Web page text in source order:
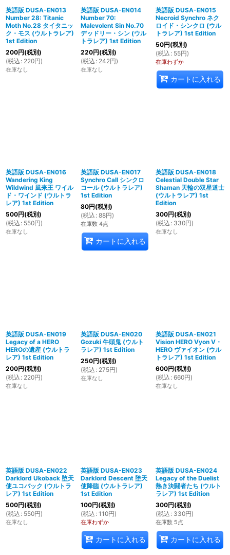
英語版 DUSA-EN013
Number 28: Titanic
Moth No.28 タイタニッ
ク・モス (ウルトラレア)
1st Edition
200円(税別)
(税込 : 220円)
在庫なし
英語版 DUSA-EN014
Number 70:
Malevolent Sin No.70
デッドリー・シン (ウル
トラレア) 1st Edition
220円(税別)
(税込 : 242円)
在庫なし
英語版 DUSA-EN015
Necroid Synchro ネク
ロイド・シンクロ (ウル
トラレア) 1st Edition
50円(税別)
(税込 : 55円)
在庫わずか
カートに入れる
英語版 DUSA-EN016
Wandering King
Wildwind 風来王 ワイル
ド・ワインド (ウルトラ
レア) 1st Edition
500円(税別)
(税込 : 550円)
在庫なし
英語版 DUSA-EN017
Synchro Call シンクロ
コール (ウルトラレア)
1st Edition
80円(税別)
(税込 : 88円)
在庫数 4点
カートに入れる
英語版 DUSA-EN018
Celestial Double Star
Shaman 天輪の双星道士
(ウルトラレア) 1st
Edition
300円(税別)
(税込 : 330円)
在庫なし
英語版 DUSA-EN019
Legacy of a HERO
HEROの遺産 (ウルトラ
レア) 1st Edition
200円(税別)
(税込 : 220円)
在庫なし
英語版 DUSA-EN020
Gozuki 牛頭鬼 (ウルト
ラレア) 1st Edition
250円(税別)
(税込 : 275円)
在庫なし
英語版 DUSA-EN021
Vision HERO Vyon V・
HERO ヴァイオン (ウル
トラレア) 1st Edition
600円(税別)
(税込 : 660円)
在庫なし
英語版 DUSA-EN022
Darklord Ukoback 堕天
使ユコバック (ウルトラ
レア) 1st Edition
500円(税別)
(税込 : 550円)
在庫なし
英語版 DUSA-EN023
Darklord Descent 堕天
使降臨 (ウルトラレア)
1st Edition
100円(税別)
(税込 : 110円)
在庫わずか
カートに入れる
英語版 DUSA-EN024
Legacy of the Duelist
熱き決闘者たち (ウルト
ラレア) 1st Edition
300円(税別)
(税込 : 330円)
在庫数 5点
カートに入れる